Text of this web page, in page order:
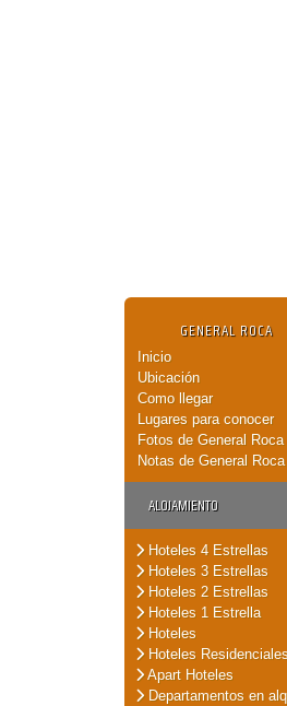
GENERAL ROCA
Inicio
Ubicación
Como llegar
Lugares para conocer
Fotos de General Roca
Notas de General Roca
ALOJAMIENTO
Hoteles 4 Estrellas
Hoteles 3 Estrellas
Hoteles 2 Estrellas
Hoteles 1 Estrella
Hoteles
Hoteles
Apart Hoteles
Departamentos en